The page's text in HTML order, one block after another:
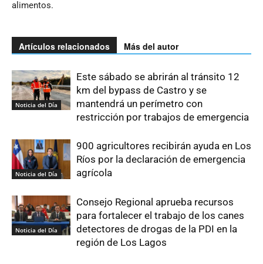
alimentos.
Artículos relacionados Más del autor
Noticia del Día
Este sábado se abrirán al tránsito 12
km del bypass de Castro y se
mantendrá un perímetro con
restricción por trabajos de emergencia
Noticia del Día
900 agricultores recibirán ayuda en Los
Ríos por la declaración de emergencia
agrícola
Noticia del Día
Consejo Regional aprueba recursos
para fortalecer el trabajo de los canes
detectores de drogas de la PDI en la
región de Los Lagos